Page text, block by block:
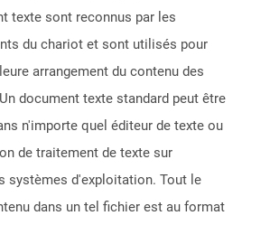
texte sont reconnus par les
du chariot et sont utilisés pour
arrangement du contenu des
document texte standard peut être
n'importe quel éditeur de texte ou
de traitement de texte sur
systèmes d'exploitation. Tout le
dans un tel fichier est au format